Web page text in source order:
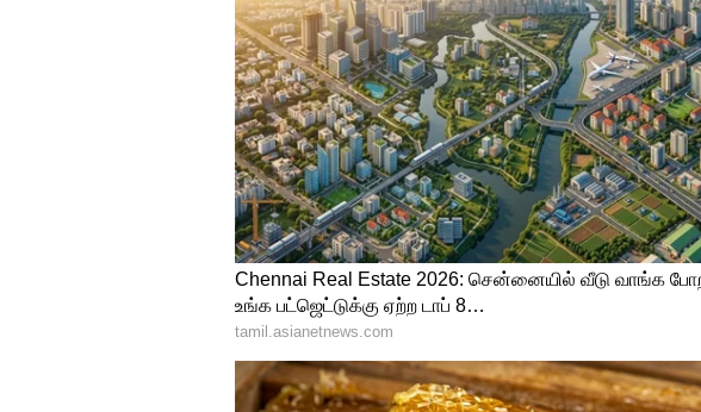
அளிப்பதால் நீங்கள் இந்த மூன்று வகைகளில்
புக்கிங் செய்யும்போது உங்களுடைய சீட்டு
என்று தேர்வு செய்யுங்கள். மற்ற பயணிகள்
செய்தாலோ அல்லது வரவில்லை அந்த சீட்
ஏசியாநெட் தமிழ் செய்திகளை உடனுக்கு உடன்
பெறுவதற்கு கீழே கொடுக்கப்பட்டு
இருக்கவும்.
Click this link:https://whatsapp.com/channel/